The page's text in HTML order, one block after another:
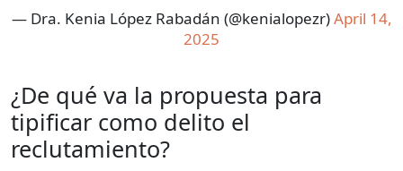
— Dra. Kenia López Rabadán (@kenialopezr)April 14,
2025
¿De qué va la propuesta para
tipificar como delito el
reclutamiento?